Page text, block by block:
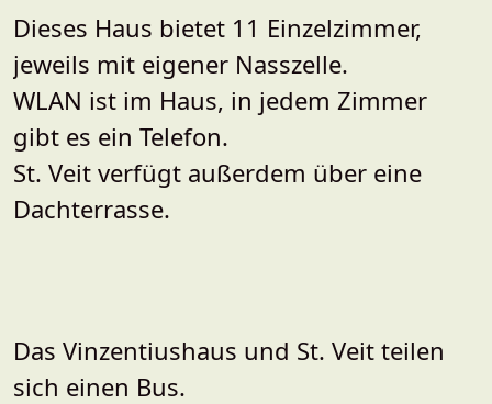
Dieses Haus bietet 11 Einzelzimmer,
jeweils mit eigener Nasszelle.
WLAN ist im Haus, in jedem Zimmer
gibt es ein Telefon.
St. Veit verfügt außerdem über eine
Dachterrasse.
Das Vinzentiushaus und St. Veit teilen
sich einen Bus.